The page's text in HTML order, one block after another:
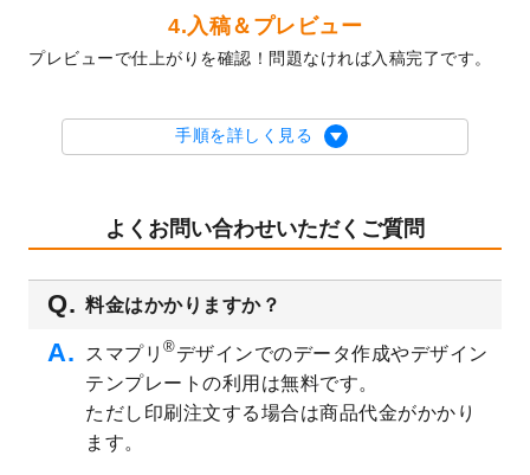
クリアファイル、封筒、うちわにてオリジ
ナルデザインで作成できるようになりまし
た！
を公開いたしました。
2023/9/1
2024年版1月始まりのカレンダーデザイン
オリジナルサイズ、変型サイズで作成でき
るようになりました！
2023/8/18
チケットのデザインテンプレートを追加し
ました。
2023/8/7
【新商品】チケット
が作成できるようにな
りました！
美容・エステのチラシデザインテンプレー
トを追加しました。
4.入稿＆プレビュー
プレビューで仕上がりを確認！問題なければ入稿完了です。
手順を詳しく見る
よくお問い合わせいただくご質問
料金はかかりますか？
スマプリ ®デザインでのデータ作成やデザイン
テンプレートの利用は無料です。
ただし印刷注文する場合は商品代金がかかり
ます。